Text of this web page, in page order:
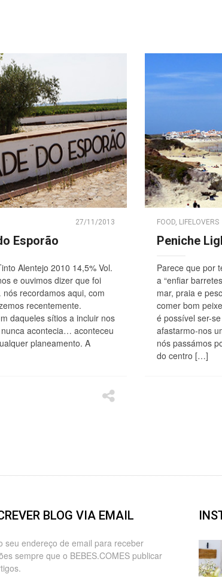
27/11/2013
Esporão
Alentejo 2010 14,5% Vol.
e ouvimos dizer que foi
recordamos aqui, com
recentemente.
daqueles sítios a incluir nos
acontecia… aconteceu
planeamento. A
FOOD LIFELOVERS
Peniche
Parece que por
a “enfiar
mar, praia e
comer bom
é possível ser-
afastarmo-nos
nós passámos
do centro […]
BLOG VIA EMAIL
seu endereço de email para receber
sempre que o BEBES.COMES publicar